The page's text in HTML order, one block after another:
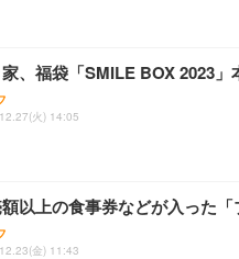
、福袋「SMILE BOX 2023」
火) 14:05
以上の食事券などが入った
金) 11:43